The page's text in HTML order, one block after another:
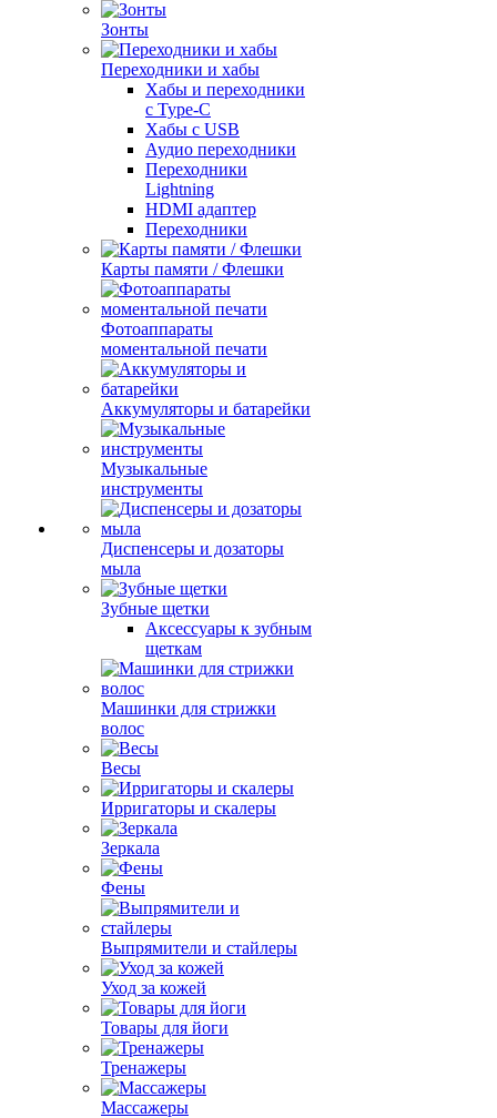
Зонты
Переходники и хабы
Хабы и переходники
с Type-C
Хабы с USB
Аудио переходники
Переходники
Lightning
HDMI адаптер
Переходники
Карты памяти / Флешки
Фотоаппараты
моментальной печати
Аккумуляторы и батарейки
Музыкальные
инструменты
Диспенсеры и дозаторы
мыла
Зубные щетки
Аксессуары к зубным
щеткам
Машинки для стрижки
волос
Весы
Ирригаторы и скалеры
Зеркала
Фены
Выпрямители и стайлеры
Уход за кожей
Товары для йоги
Тренажеры
Массажеры